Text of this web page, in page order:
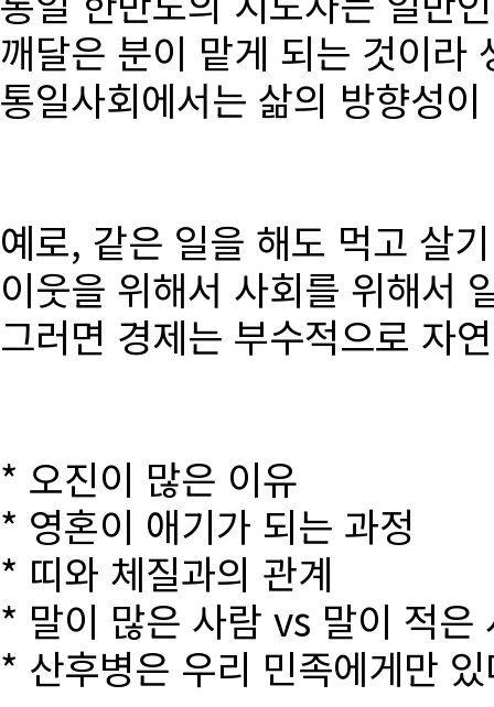
깨달은 분이 맡게 되는 것이라
통일사회에서는 삶의 방향성
예로, 같은 일을 해도 먹고 살
이웃을 위해서 사회를 위해서
그러면 경제는 부수적으로 자
* 오진이 많은 이유
* 영혼이 애기가 되는 과정
* 띠와 체질과의 관계
* 말이 많은 사람 vs 말이 적은
* 산후병은 우리 민족에게만